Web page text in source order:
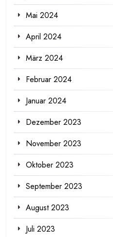
Mai 2024
April 2024
März 2024
Februar 2024
Januar 2024
Dezember 2023
November 2023
Oktober 2023
September 2023
August 2023
Juli 2023